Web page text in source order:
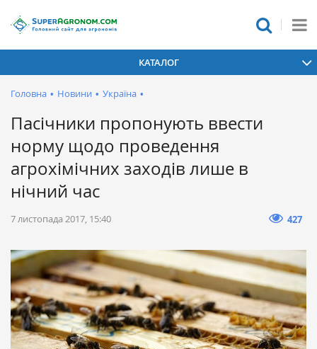
КАТАЛОГ
Головна • Новини • Україна •
Пасічники пропонують ввести
норму щодо проведення
агрохімічних заходів лише в
нічний час
7 листопада 2017, 15:40 427